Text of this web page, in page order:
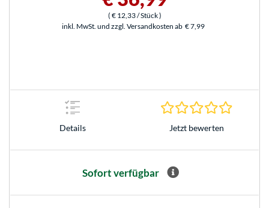
( € 12,33/ Stück)
inkl. MwSt. und zzgl. Versandkosten ab € 7,99
Details Jetzt bewerten
Sofort verfügbar